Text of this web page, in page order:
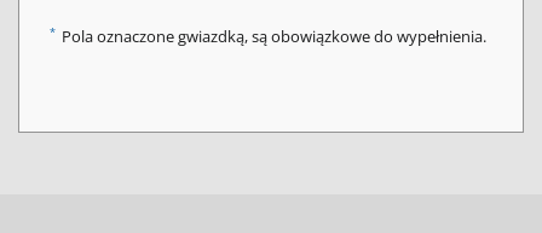
* Pola oznaczone gwiazdką, są obowiązkowe do wypełnienia.